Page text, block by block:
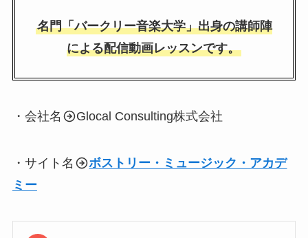
名門「バークリー音楽大学」出身の講師陣
による配信動画レッスンです。
・会社名 Glocal Consulting株式会社
・サイト名
ボストリー・ミュージック・アカデ
ミー